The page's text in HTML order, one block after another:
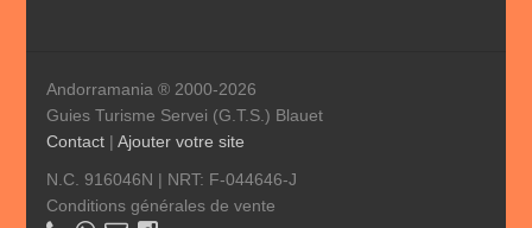
Andorramania ® 2000-2026
Guies Turisme Servei (G.T.S.) Blauet
Contact| Ajouter votre site
N.C. 916046N | NRT: F-044646-J
Conditions générales de vente